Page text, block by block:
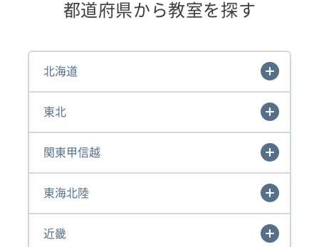
都道府県から教室を探す
北海道
東北
関東甲信越
東海北陸
近畿